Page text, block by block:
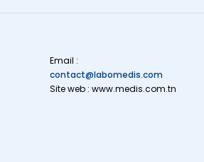
Email :
contact@labomedis.com
Site web : www.medis.com.tn